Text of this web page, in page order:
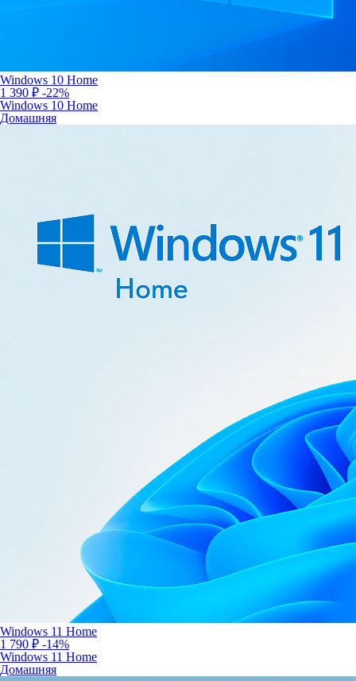
Windows 10 Home
1 390 ₽ -22%
Windows 10 Home
Домашняя
Windows 11 Home
1 790 ₽ -14%
Windows 11 Home
Домашняя